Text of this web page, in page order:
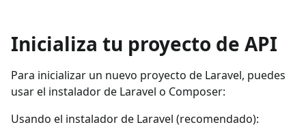
Inicializa tu proyecto de API
Para inicializar un nuevo proyecto de Laravel, puedes
usar el instalador de Laravel o Composer:
Usando el instalador de Laravel (recomendado):